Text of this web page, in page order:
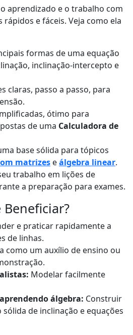
aprendizado e o trabalho com
rápidos e fáceis. Veja como ela
formas de uma equação
inclinação-intercepto e
claras, passo a passo, para
ótimo para
de uma Calculadora de
base sólida para tópicos
matrizes eálgebra linear.
trabalho em lições de
a preparação para exames.
e praticar rapidamente a
de linhas.
como um auxílio de ensino ou
Modelar facilmente
álgebra: Construir
de inclinação e equações